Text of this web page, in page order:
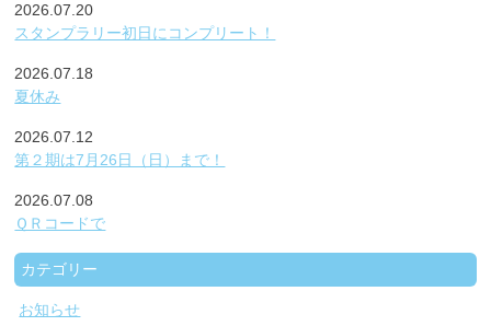
2026.07.20
スタンプラリー初日にコンプリート！
2026.07.18
夏休み
2026.07.12
第２期は7月26日（日）まで！
2026.07.08
ＱＲコードで
カテゴリー
お知らせ